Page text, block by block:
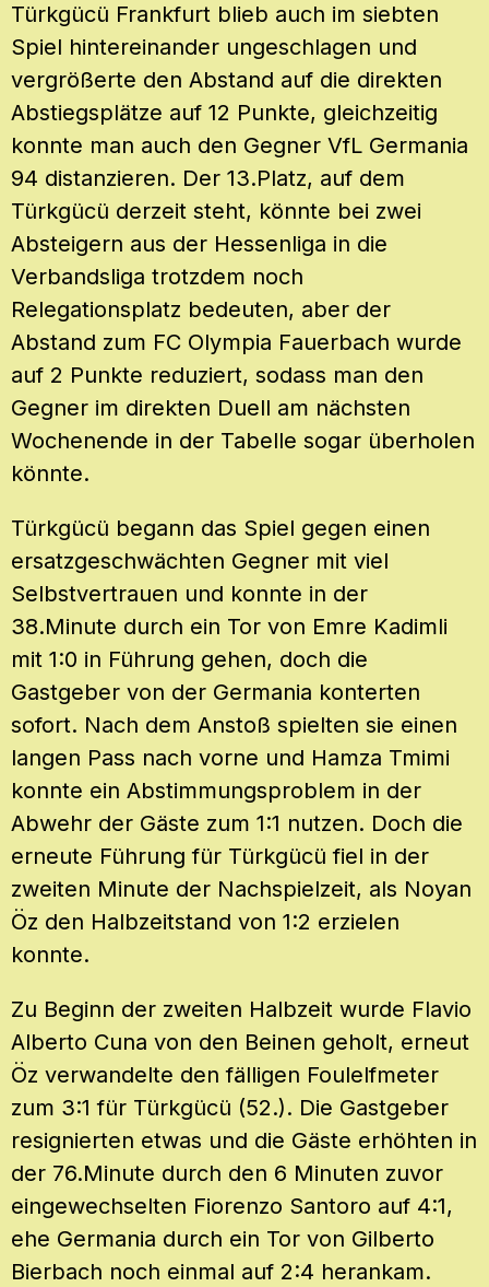
Türkgücü Frankfurt blieb auch im siebten
Spiel hintereinander ungeschlagen und
vergrößerte den Abstand auf die direkten
Abstiegsplätze auf 12 Punkte, gleichzeitig
konnte man auch den Gegner VfL Germania
94 distanzieren. Der 13.Platz, auf dem
Türkgücü derzeit steht, könnte bei zwei
Absteigern aus der Hessenliga in die
Verbandsliga trotzdem noch
Relegationsplatz bedeuten, aber der
Abstand zum FC Olympia Fauerbach wurde
auf 2 Punkte reduziert, sodass man den
Gegner im direkten Duell am nächsten
Wochenende in der Tabelle sogar überholen
könnte.
Türkgücü begann das Spiel gegen einen
ersatzgeschwächten Gegner mit viel
Selbstvertrauen und konnte in der
38.Minute durch ein Tor von Emre Kadimli
mit 1:0 in Führung gehen, doch die
Gastgeber von der Germania konterten
sofort. Nach dem Anstoß spielten sie einen
langen Pass nach vorne und Hamza Tmimi
konnte ein Abstimmungsproblem in der
Abwehr der Gäste zum 1:1 nutzen. Doch die
erneute Führung für Türkgücü fiel in der
zweiten Minute der Nachspielzeit, als Noyan
Öz den Halbzeitstand von 1:2 erzielen
konnte.
Zu Beginn der zweiten Halbzeit wurde Flavio
Alberto Cuna von den Beinen geholt, erneut
Öz verwandelte den fälligen Foulelfmeter
zum 3:1 für Türkgücü (52.). Die Gastgeber
resignierten etwas und die Gäste erhöhten in
der 76.Minute durch den 6 Minuten zuvor
eingewechselten Fiorenzo Santoro auf 4:1,
ehe Germania durch ein Tor von Gilberto
Bierbach noch einmal auf 2:4 herankam.